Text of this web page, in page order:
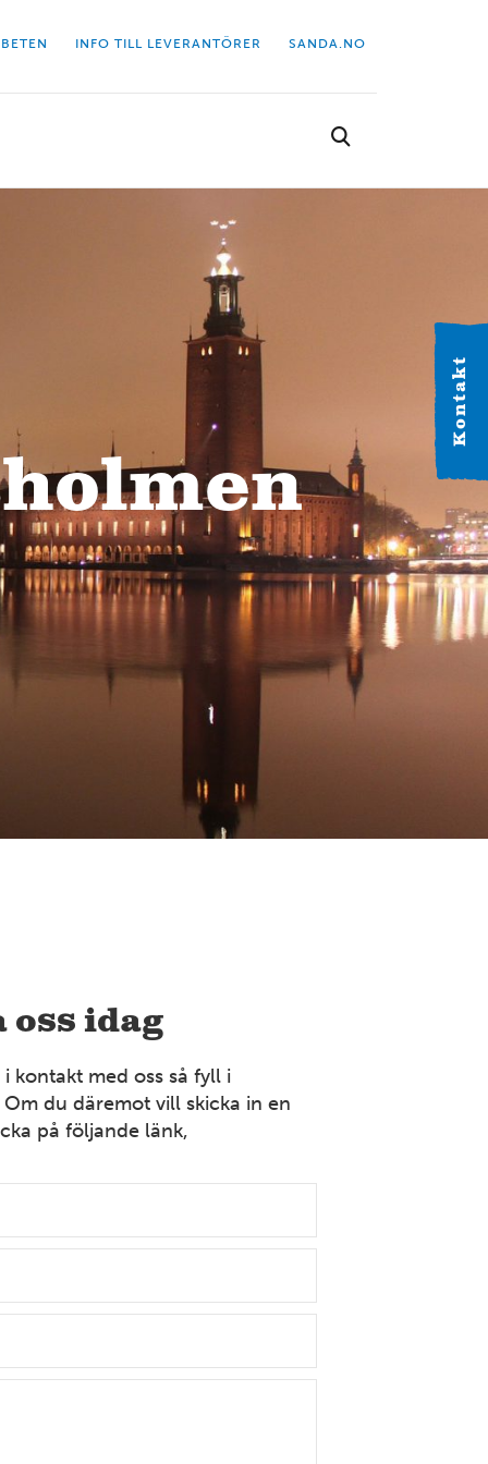
Kontakt
INFO TILL LEVERANTÖRER SANDA.NO
Välj kontor
Hitta dit närmaste kontor.
Alingsås
Industrigatan 2C 441 38 Alingsås Tel: 0322-63 41 20
Mer information
STOCKHOLM
Arlanda
Berga Backe 2 182 53 Danderyd Tel: 070-655 22 78
Mer information
Andreas Markussons vei 66B 8019 Bodø Tel: +47 454
Industrigatan 9 821 41 Bollnäs Tel: 070-394 37 55
VÄSTERGÖTLAND
DALARNA
Främbyvägen 8 791 52 Falun Tel: 023-100 13
idag
kontakt med oss så fyll i
du däremot vill skicka in en
på följande länk,